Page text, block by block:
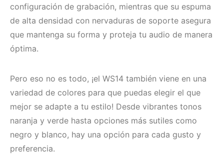
configuración de grabación, mientras que su espuma
de alta densidad con nervaduras de soporte asegura
que mantenga su forma y proteja tu audio de manera
óptima.
Pero eso no es todo, ¡el WS14 también viene en una
variedad de colores para que puedas elegir el que
mejor se adapte a tu estilo! Desde vibrantes tonos
naranja y verde hasta opciones más sutiles como
negro y blanco, hay una opción para cada gusto y
preferencia.